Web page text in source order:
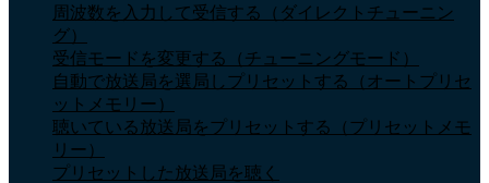
周波数を入力して受信する（ダイレクトチューニン
グ）
受信モードを変更する（チューニングモード）
自動で放送局を選局しプリセットする（オートプリセ
ットメモリー）
聴いている放送局をプリセットする（プリセットメモ
リー）
プリセットした放送局を聴く